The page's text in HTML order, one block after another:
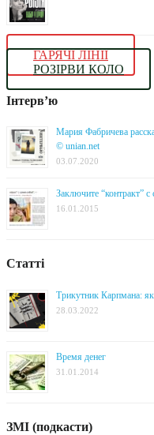
ГАРЯЧІ ЛІНІЇ
РОЗІРВИ КОЛО
Інтерв’ю
Мария Фабричева
© unian.net
03.07.2020
Заключите “контракт”
16.01.2015
Статті
Трикутник Карпмана: як
28.03.2022
Время денег
31.01.2014
ЗМІ (подкасти)